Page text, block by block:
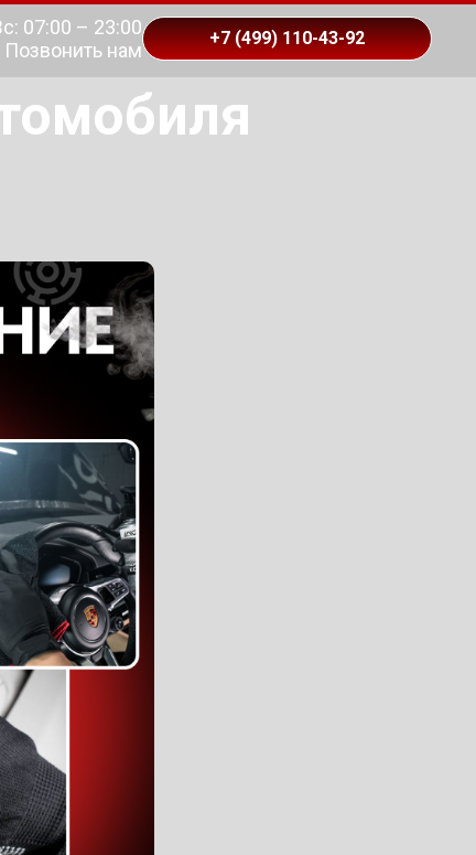
07:00 – 23:00
Позвонить нам
+7 (499) 110-43-92